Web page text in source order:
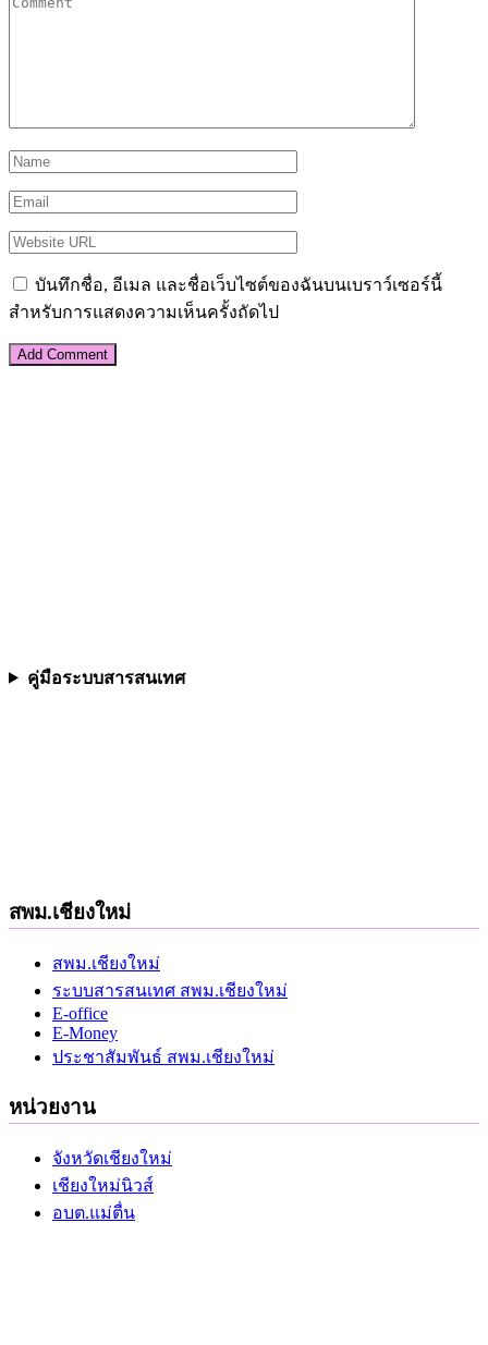
บันทึกชื่อ, อีเมล และชื่อเว็บไซต์ของฉันบนเบราว์เซอร์นี้
สำหรับการแสดงความเห็นครั้งถัดไป
คู่มือระบบสารสนเทศ
สพม.เชียงใหม่
สพม.เชียงใหม่
ระบบสารสนเทศ สพม.เชียงใหม่
E-office
E-Money
ประชาสัมพันธ์ สพม.เชียงใหม่
หน่วยงาน
จังหวัดเชียงใหม่
เชียงใหม่นิวส์
อบต.แม่ตื่น